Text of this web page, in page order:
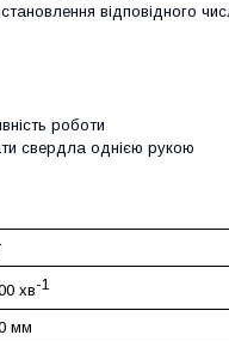
відповідного
роботи
свердла однією рукою
хв-1
мм